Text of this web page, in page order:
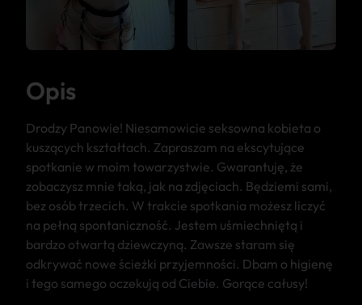
Opis
Drodzy Panowie! Niesamowicie seksowna kobieta o
kuszących kształtach. Zapraszam na ekscytujące
spotkanie w moim towarzystwie. Gwarantuję, że
zobaczysz mnie taką, jak na zdjęciach. Będziemi sami,
bez osób trzecich. W trakcie spotkania możesz liczyć
na pełną spontaniczność. Jestem uśmiechniętą i
bardzo otwartą dziewczyną. Zawsze staram się
odkrywać nowe ścieżki przyjemności. Dbam o higienę
i tego samego oczekują od Ciebie. Gorące całusy!